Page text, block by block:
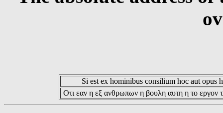
Si est ex hominibus consilium hoc aut opus
Οτι εαν η εξ ανθρωπων η βουλη αυτη η το εργον